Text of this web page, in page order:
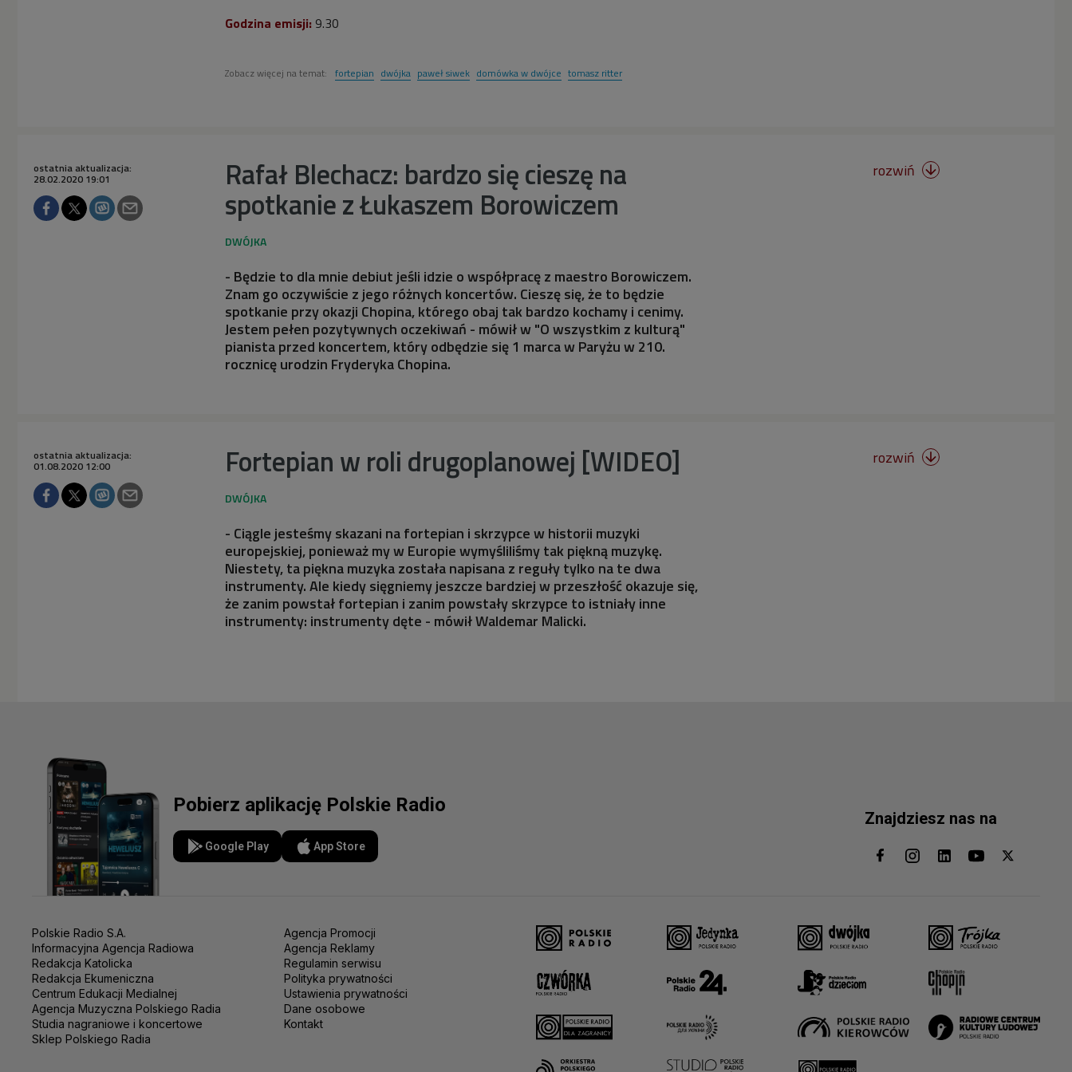
Godzina emisji: 9.30
Zobacz więcej na temat: fortepian dwójka paweł siwek domówka w dwójce tomasz ritter
Rafał Blechacz: bardzo się cieszę na
spotkanie z Łukaszem Borowiczem
ostatnia aktualizacja:
28.02.2020 19:01
- Będzie to dla mnie debiut jeśli idzie o współpracę z maestro Borowiczem.
Znam go oczywiście z jego różnych koncertów. Cieszę się, że to będzie
spotkanie przy okazji Chopina, którego obaj tak bardzo kochamy i cenimy.
Jestem pełen pozytywnych oczekiwań - mówił w "O wszystkim z kulturą"
pianista przed koncertem, który odbędzie się 1 marca w Paryżu w 210.
rocznicę urodzin Fryderyka Chopina.
rozwiń 
Fortepian w roli drugoplanowej [WIDEO]
ostatnia aktualizacja:
01.08.2020 12:00
- Ciągle jesteśmy skazani na fortepian i skrzypce w historii muzyki
europejskiej, ponieważ my w Europie wymyśliliśmy tak piękną muzykę.
Niestety, ta piękna muzyka została napisana z reguły tylko na te dwa
instrumenty. Ale kiedy sięgniemy jeszcze bardziej w przeszłość okazuje się,
że zanim powstał fortepian i zanim powstały skrzypce to istniały inne
instrumenty: instrumenty dęte - mówił Waldemar Malicki.
rozwiń 
Pobierz aplikację Polskie Radio
Google Play App Store
Znajdziesz nas na
Polskie Radio S.A.
Informacyjna Agencja Radiowa
Redakcja Katolicka
Redakcja Ekumeniczna
Centrum Edukacji Medialnej
Agencja Muzyczna Polskiego Radia
Studia nagraniowe i koncertowe
Sklep Polskiego Radia
Agencja Promocji
Agencja Reklamy
Regulamin serwisu
Polityka prywatności
Ustawienia prywatności
Dane osobowe
Kontakt